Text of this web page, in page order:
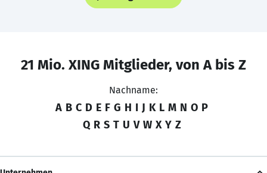
21 Mio. XING Mitglieder, von A bis Z
Nachname:
A B C D E F G H I J K L M N O P
Q R S T U V W X Y Z